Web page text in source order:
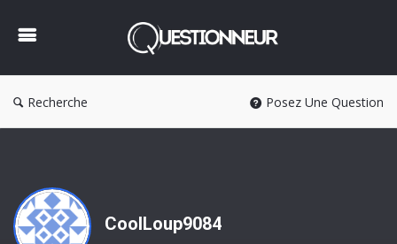
Recherche Posez Une Question
CoolLoup9084